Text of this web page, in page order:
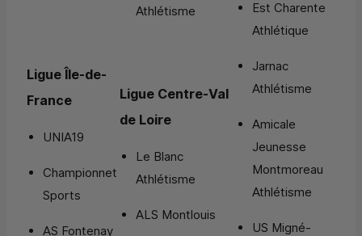
Ligue Île-de-
France
UNIA19
Championnet
Sports
AS Fontenay
Athlétisme
Ligue Centre-Val
de Loire
Le Blanc
Athlétisme
ALS Montlouis
Est Charente
Athlétique
Jarnac
Athlétisme
Amicale
Jeunesse
Montmoreau
Athlétisme
US Migné-